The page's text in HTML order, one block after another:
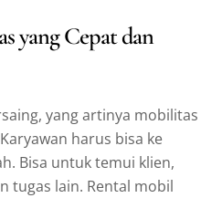
yang Cepat dan
yang artinya mobilitas
harus bisa ke
Bisa untuk temui klien,
tugas lain. Rental mobil